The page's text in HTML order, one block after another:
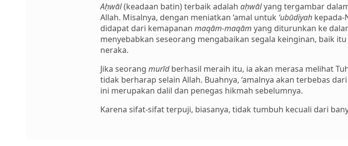
Aḥwāl(keadaan batin) terbaik adalah aḥwālyang tergambar
Allah. Misalnya, dengan meniatkan ‘amal untuk ‘ubūdiyah kepada-
didapat dari kemapanan maqām-maqām yang diturunkan ke
menyebabkan seseorang mengabaikan segala keinginan, baik
neraka.
Jika seorang murīdberhasil meraih itu, ia akan merasa melihat
tidak berharap selain Allah. Buahnya, ‘amalnya akan terbebas
ini merupakan dalil dan penegas hikmah sebelumnya.
Karena sifat-sifat terpuji, biasanya, tidak tumbuh kecuali dari